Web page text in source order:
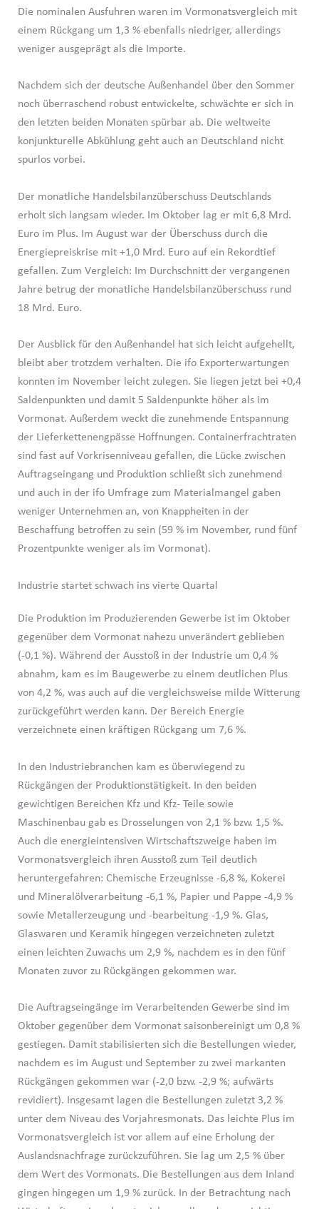
Die nominalen Ausfuhren waren im Vormonatsvergleich mit
einem Rückgang um 1,3 % ebenfalls niedriger, allerdings
weniger ausgeprägt als die Importe.
Nachdem sich der deutsche Außenhandel über den Sommer
noch überraschend robust entwickelte, schwächte er sich in
den letzten beiden Monaten spürbar ab. Die weltweite
konjunkturelle Abkühlung geht auch an Deutschland nicht
spurlos vorbei.
Der monatliche Handelsbilanzüberschuss Deutschlands
erholt sich langsam wieder. Im Oktober lag er mit 6,8 Mrd.
Euro im Plus. Im August war der Überschuss durch die
Energiepreiskrise mit +1,0 Mrd. Euro auf ein Rekordtief
gefallen. Zum Vergleich: Im Durchschnitt der vergangenen
Jahre betrug der monatliche Handelsbilanzüberschuss rund
18 Mrd. Euro.
Der Ausblick für den Außenhandel hat sich leicht aufgehellt,
bleibt aber trotzdem verhalten. Die ifo Exporterwartungen
konnten im November leicht zulegen. Sie liegen jetzt bei +0,4
Saldenpunkten und damit 5 Saldenpunkte höher als im
Vormonat. Außerdem weckt die zunehmende Entspannung
der Lieferkettenengpässe Hoffnungen. Containerfrachtraten
sind fast auf Vorkrisenniveau gefallen, die Lücke zwischen
Auftragseingang und Produktion schließt sich zunehmend
und auch in der ifo Umfrage zum Materialmangel gaben
weniger Unternehmen an, von Knappheiten in der
Beschaffung betroffen zu sein (59 % im November, rund fünf
Prozentpunkte weniger als im Vormonat).
Industrie startet schwach ins vierte Quartal
Die Produktion im Produzierenden Gewerbe ist im Oktober
gegenüber dem Vormonat nahezu unverändert geblieben
(-0,1 %). Während der Ausstoß in der Industrie um 0,4 %
abnahm, kam es im Baugewerbe zu einem deutlichen Plus
von 4,2 %, was auch auf die vergleichsweise milde Witterung
zurückgeführt werden kann. Der Bereich Energie
verzeichnete einen kräftigen Rückgang um 7,6 %.
In den Industriebranchen kam es überwiegend zu
Rückgängen der Produktionstätigkeit. In den beiden
gewichtigen Bereichen Kfz und Kfz- Teile sowie
Maschinenbau gab es Drosselungen von 2,1 % bzw. 1,5 %.
Auch die energieintensiven Wirtschaftszweige haben im
Vormonatsvergleich ihren Ausstoß zum Teil deutlich
heruntergefahren: Chemische Erzeugnisse -6,8 %, Kokerei
und Mineralölverarbeitung -6,1 %, Papier und Pappe -4,9 %
sowie Metallerzeugung und -bearbeitung -1,9 %. Glas,
Glaswaren und Keramik hingegen verzeichneten zuletzt
einen leichten Zuwachs um 2,9 %, nachdem es in den fünf
Monaten zuvor zu Rückgängen gekommen war.
Die Auftragseingänge im Verarbeitenden Gewerbe sind im
Oktober gegenüber dem Vormonat saisonbereinigt um 0,8 %
gestiegen. Damit stabilisierten sich die Bestellungen wieder,
nachdem es im August und September zu zwei markanten
Rückgängen gekommen war (-2,0 bzw. -2,9 %; aufwärts
revidiert). Insgesamt lagen die Bestellungen zuletzt 3,2 %
unter dem Niveau des Vorjahresmonats. Das leichte Plus im
Vormonatsvergleich ist vor allem auf eine Erholung der
Auslandsnachfrage zurückzuführen. Sie lag um 2,5 % über
dem Wert des Vormonats. Die Bestellungen aus dem Inland
gingen hingegen um 1,9 % zurück. In der Betrachtung nach